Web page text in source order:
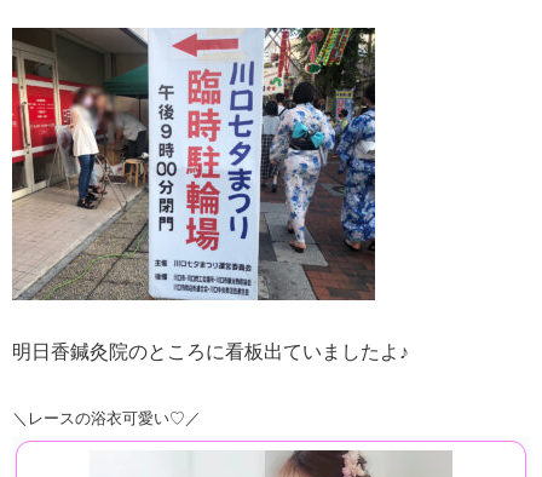
明日香鍼灸院のところに看板出ていましたよ♪
＼レースの浴衣可愛い♡／